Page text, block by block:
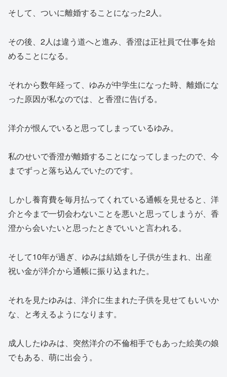
そして、ついに離婚することになった2人。
その後、2人は違う道へと進み、香澄は正社員で仕事を始
めることになる。
それから数年経って、ゆみが中学生になった時、離婚にな
った原因が私なのでは、と香澄に告げる。
洋介が恨んでいると思ってしまっているゆみ。
私のせいで香澄が離婚することになってしまったので、今
までずっと落ち込んでいたのです。
しかし養育費を毎月払ってくれている通帳を見せると、洋
介と今まで一切会わないことを悪いと思ってしまうが、香
澄から会いたいと思ったときでいいと言われる。
そして10年が過ぎ、ゆみは結婚をし子供が生まれ、出産
祝い金が洋介から通帳に振り込まれた。
それを見たゆみは、洋介に生まれた子供を見せてもいいか
な、と考えるようになります。
成人したゆみは、突然洋介の不倫相手でもあった絵美の娘
でもある、萌に出会う。